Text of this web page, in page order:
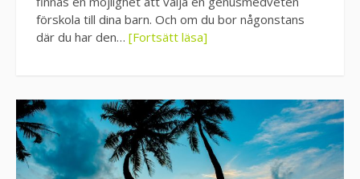
förskola till dina barn. Och om du bor någonstans
där du har den… [Fortsätt läsa]